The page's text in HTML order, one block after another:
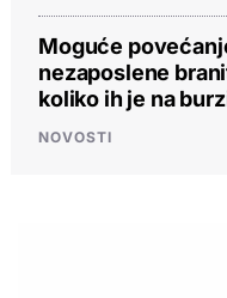
Moguće
nezaposlene
koliko ih je na
NOVOSTI